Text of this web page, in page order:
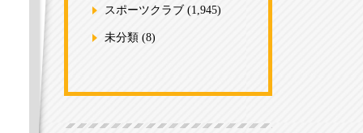
スポーツクラブ (1,945)
未分類(8)